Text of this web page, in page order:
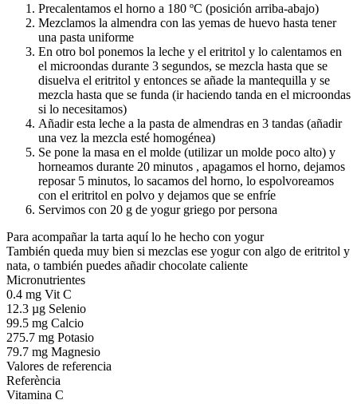
Precalentamos el horno a 180 ºC (posición arriba-abajo)
Mezclamos la almendra con las yemas de huevo hasta tener
una pasta uniforme
En otro bol ponemos la leche y el eritritol y lo calentamos en
el microondas durante 3 segundos, se mezcla hasta que se
disuelva el eritritol y entonces se añade la mantequilla y se
mezcla hasta que se funda (ir haciendo tanda en el microondas
si lo necesitamos)
Añadir esta leche a la pasta de almendras en 3 tandas (añadir
una vez la mezcla esté homogénea)
Se pone la masa en el molde (utilizar un molde poco alto) y
horneamos durante 20 minutos , apagamos el horno, dejamos
reposar 5 minutos, lo sacamos del horno, lo espolvoreamos
con el eritritol en polvo y dejamos que se enfríe
Servimos con 20 g de yogur griego por persona
Para acompañar la tarta aquí lo he hecho con yogur
También queda muy bien si mezclas ese yogur con algo de eritritol y
nata, o también puedes añadir chocolate caliente
Micronutrientes
0.4 mg Vit C
12.3 µg Selenio
99.5 mg Calcio
275.7 mg Potasio
79.7 mg Magnesio
Valores de referencia
Referència
Vitamina C